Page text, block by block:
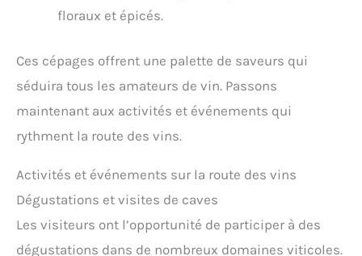
floraux et épicés.
Ces cépages offrent une palette de saveurs qui
séduira tous les amateurs de vin. Passons
maintenant aux activités et événements qui
rythment la route des vins.
Activités et événements sur la route des vins
Dégustations et visites de caves
Les visiteurs ont l’opportunité de participer à des
dégustations dans de nombreux domaines viticoles.